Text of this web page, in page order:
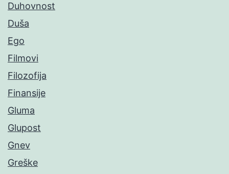
Duhovnost
Duša
Ego
Filmovi
Filozofija
Finansije
Gluma
Glupost
Gnev
Greške